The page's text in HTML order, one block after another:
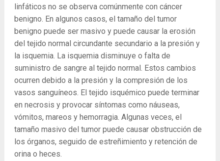
linfáticos no se observa comúnmente con cáncer
benigno. En algunos casos, el tamaño del tumor
benigno puede ser masivo y puede causar la erosión
del tejido normal circundante secundario a la presión y
la isquemia. La isquemia disminuye o falta de
suministro de sangre al tejido normal. Estos cambios
ocurren debido a la presión y la compresión de los
vasos sanguíneos. El tejido isquémico puede terminar
en necrosis y provocar síntomas como náuseas,
vómitos, mareos y hemorragia. Algunas veces, el
tamaño masivo del tumor puede causar obstrucción de
los órganos, seguido de estreñimiento y retención de
orina o heces.